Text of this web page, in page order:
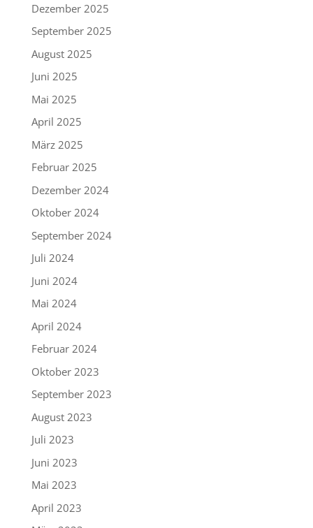
Dezember 2025
September 2025
August 2025
Juni 2025
Mai 2025
April 2025
März 2025
Februar 2025
Dezember 2024
Oktober 2024
September 2024
Juli 2024
Juni 2024
Mai 2024
April 2024
Februar 2024
Oktober 2023
September 2023
August 2023
Juli 2023
Juni 2023
Mai 2023
April 2023